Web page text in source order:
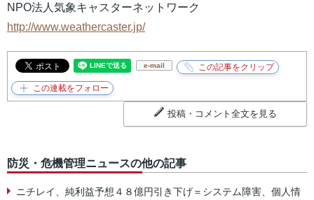
NPO法人気象キャスターネットワーク
http://www.weathercaster.jp/
e-mail
投稿・コメント全文を見る
防災・危機管理ニュースの他の記事
ニチレイ、純利益予想４８億円引き下げ＝システム障害、個人情